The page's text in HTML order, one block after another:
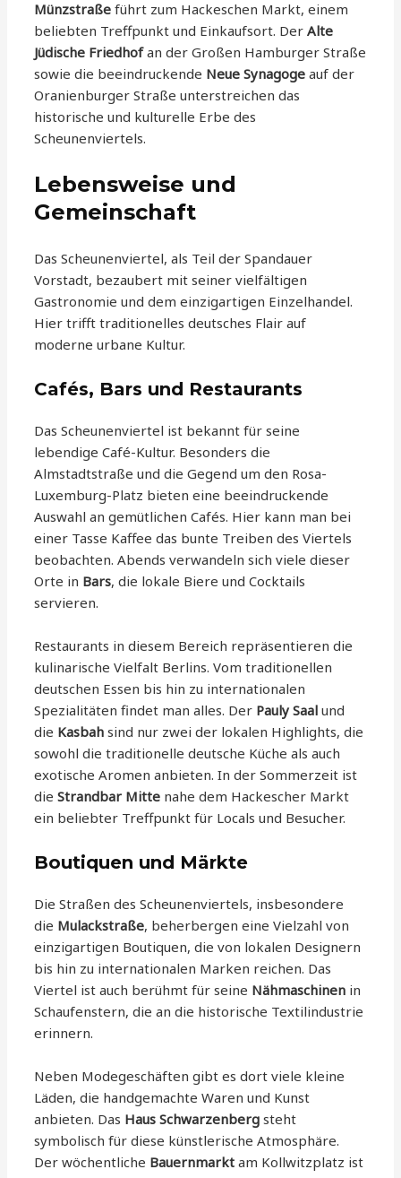
Münzstraße führt zum Hackeschen Markt, einem
beliebten Treffpunkt und Einkaufsort. DerAlte
Jüdische Friedhofan der Großen Hamburger Straße
sowie die beeindruckende Neue Synagoge auf der
Oranienburger Straße unterstreichen das
historische und kulturelle Erbe des
Scheunenviertels.
Lebensweise und
Gemeinschaft
Das Scheunenviertel, als Teil der Spandauer
Vorstadt, bezaubert mit seiner vielfältigen
Gastronomie und dem einzigartigen Einzelhandel.
Hier trifft traditionelles deutsches Flair auf
moderne urbane Kultur.
Cafés, Bars und Restaurants
Das Scheunenviertel ist bekannt für seine
lebendige Café-Kultur. Besonders die
Almstadtstraße und die Gegend um den Rosa-
Luxemburg-Platz bieten eine beeindruckende
Auswahl an gemütlichen Cafés. Hier kann man bei
einer Tasse Kaffee das bunte Treiben des Viertels
beobachten. Abends verwandeln sich viele dieser
Orte in Bars, die lokale Biere und Cocktails
servieren.
Restaurants in diesem Bereich repräsentieren die
kulinarische Vielfalt Berlins. Vom traditionellen
deutschen Essen bis hin zu internationalen
Spezialitäten findet man alles. Der Pauly Saal und
die Kasbah sind nur zwei der lokalen Highlights, die
sowohl die traditionelle deutsche Küche als auch
exotische Aromen anbieten. In der Sommerzeit ist
dieStrandbar Mitte nahe dem Hackescher Markt
ein beliebter Treffpunkt für Locals und Besucher.
Boutiquen und Märkte
Die Straßen des Scheunenviertels, insbesondere
die Mulackstraße, beherbergen eine Vielzahl von
einzigartigen Boutiquen, die von lokalen Designern
bis hin zu internationalen Marken reichen. Das
Viertel ist auch berühmt für seine Nähmaschinen in
Schaufenstern, die an die historische Textilindustrie
erinnern.
Neben Modegeschäften gibt es dort viele kleine
Läden, die handgemachte Waren und Kunst
anbieten. Das Haus Schwarzenberg steht
symbolisch für diese künstlerische Atmosphäre.
Der wöchentliche Bauernmarkt am Kollwitzplatz ist